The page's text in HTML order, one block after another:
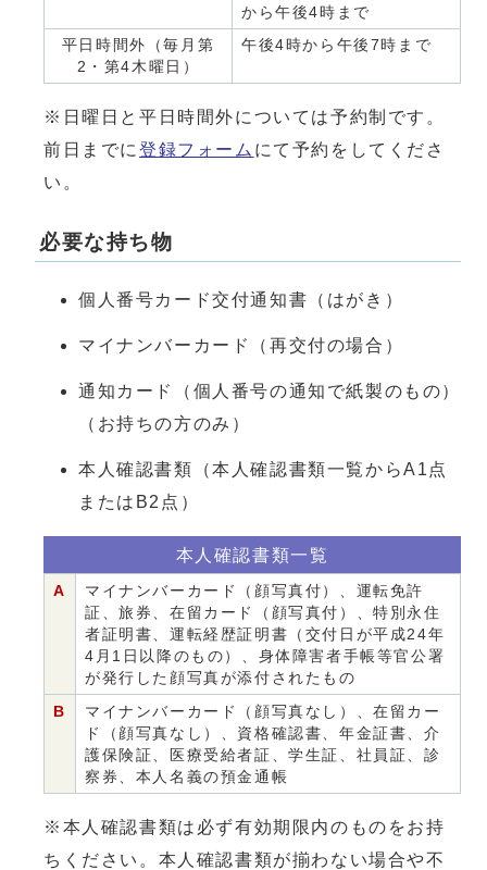
から午後4時まで
平日時間外（毎月第
2・第4木曜日）
午後4時から午後7時まで
※日曜日と平日時間外については予約制です。
前日までに 登録フォーム にて予約をしてくださ
い。
必要な持ち物
個人番号カード交付通知書（はがき）
マイナンバーカード（再交付の場合）
通知カード（個人番号の通知で紙製のもの）
（お持ちの方のみ）
本人確認書類（本人確認書類一覧からA1点
またはB2点）
本人確認書類一覧
A
マイナンバーカード（顔写真付）、運転免許
証、旅券、在留カード（顔写真付）、特別永住
者証明書、運転経歴証明書（交付日が平成24年
4月1日以降のもの）、身体障害者手帳等官公署
が発行した顔写真が添付されたもの
B
マイナンバーカード（顔写真なし）、在留カー
ド（顔写真なし）、資格確認書、年金証書、介
護保険証、医療受給者証、学生証、社員証、診
察券、本人名義の預金通帳
※本人確認書類は必ず有効期限内のものをお持
ちください。本人確認書類が揃わない場合や不